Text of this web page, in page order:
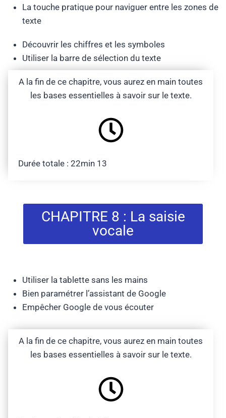
La touche pratique pour naviguer entre les zones de
texte
Découvrir les chiffres et les symboles
Utiliser la barre de sélection du texte
A la fin de ce chapitre, vous aurez en main toutes
les bases essentielles à savoir sur le texte.
Durée totale : 22min 13
CHAPITRE 8 : La saisie
vocale
Utiliser la tablette sans les mains
Bien paramétrer l’assistant de Google
Empêcher Google de vous écouter
A la fin de ce chapitre, vous aurez en main toutes
les bases essentielles à savoir sur le texte.